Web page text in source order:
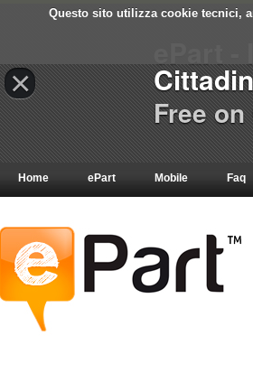
Questo sito utilizza cookie tecnici,
Home ePart Mobile Faq
×
ePart
Free